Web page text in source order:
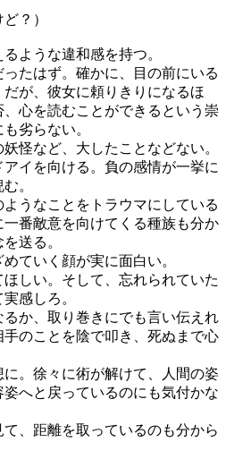
？）
ような違和感を持つ。
たはず。確かに、目の前にいる
が、彼女に頼りきりになるほ
心を読むことができるという崇
劣らない。
怪など、大したことなどない。
イを向ける。負の感情が一挙に
。
うなことをトラウマにしている
番敵意を向けてくる種族も分か
送る。
ていく顔が実に面白い。
しい。そして、忘れられていた
感しろ。
か、取り巻きにでも言い伝えれ
のことを陰で叩き、死ぬまで心
。徐々に術が解けて、人間の姿
へと戻っているのにも気付かな
、距離を取っているのも分から